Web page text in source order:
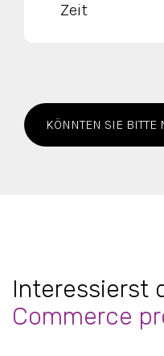
Zeit
KÖNNTEN SIE BITTE
Interessierst
Commerce